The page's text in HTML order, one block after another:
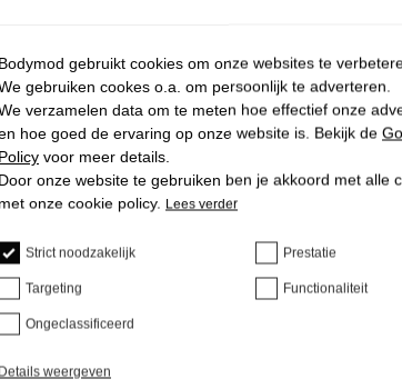
gebruikt cookies om onze websites te
gebruiken cookes o.a. om persoonlijk te adverteren.
verzamelen data om te meten hoe effectief onze
hoe goed de ervaring op onze website is. Bekijk de
voor meer details.
onze website te gebruiken ben je akkoord met alle
onze cookie policy. Lees verder
Strict noodzakelijk Prestatie
Targeting Functionaliteit
Ongeclassificeerd
weergeven